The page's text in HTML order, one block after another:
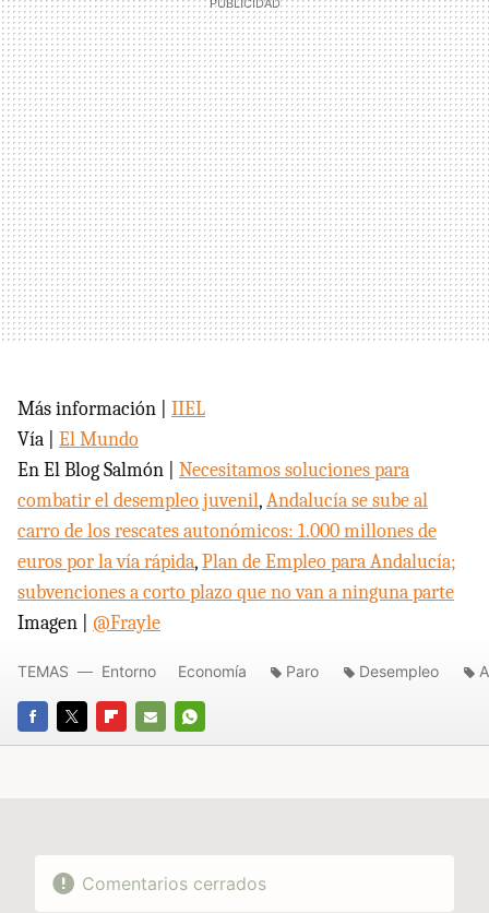
Más información | IIEL
Vía | El Mundo
En El Blog Salmón | Necesitamos soluciones para
combatir el desempleo juvenil,Andalucía se sube al
carro de los rescates autonómicos: 1.000 millones de
euros por la vía rápida,Plan de Empleo para Andalucía;
subvenciones a corto plazo que no van a ninguna parte
Imagen | @Frayle
FACEBOOK
TWITTERFLIPBOARD
E-
WHATSAPP
TEMAS Entorno Economía Paro Desempleo
Comentarios cerrados